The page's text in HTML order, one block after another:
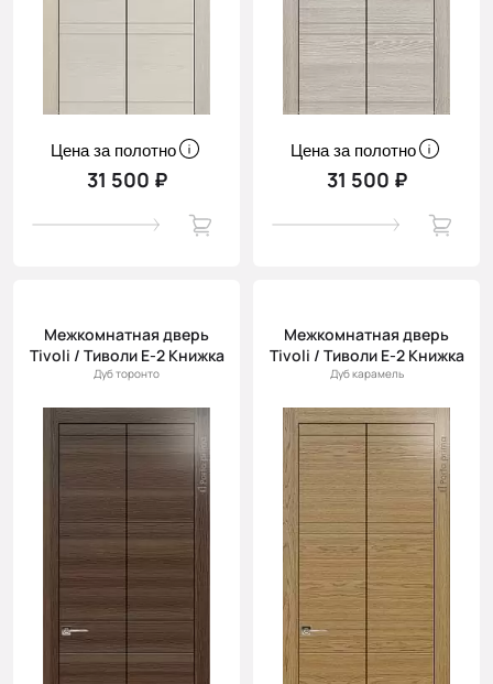
Цена за полотно
31 500 ₽
Цена за полотно
31 500 ₽
Межкомнатная дверь
Tivoli / Тиволи Е-2 Книжка
Дуб торонто
Межкомнатная дверь
Tivoli / Тиволи Е-2 Книжка
Дуб карамель